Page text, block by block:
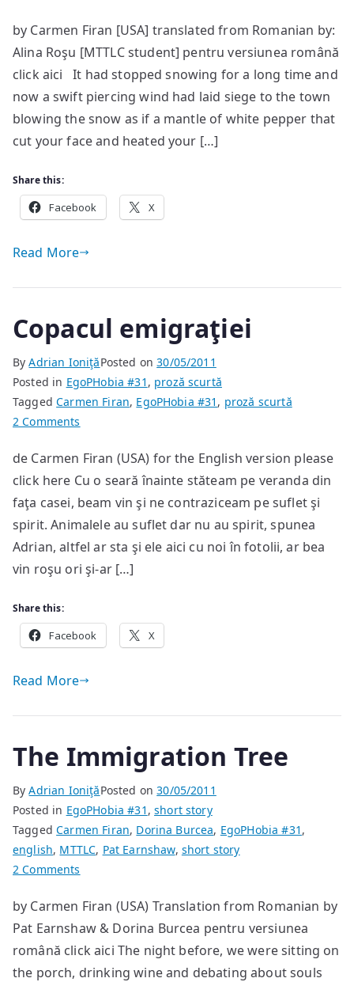
morning
darling
by Carmen Firan [USA] translated from Romanian by:
Alina Roşu [MTTLC student] pentru versiunea română
click aici It had stopped snowing for a long time and
now a swift piercing wind had laid siege to the town
blowing the snow as if a mantle of white pepper that
cut your face and heated your […]
Share this:
Facebook X
Read More
Copacul emigraţiei
ByAdrian IoniţăPosted on30/05/2011
Posted in EgoPHobia #31 , proză scurtă
TaggedCarmen Firan, EgoPHobia #31 , proză scurtă
2 Comments
emigraţiei
de Carmen Firan (USA) for the English version please
click here Cu o seară înainte stăteam pe veranda din
faţa casei, beam vin şi ne contraziceam pe suflet şi
spirit. Animalele au suflet dar nu au spirit, spunea
Adrian, altfel ar sta şi ele aici cu noi în fotolii, ar bea
vin roşu ori şi-ar […]
Share this:
Facebook X
Read More
The Immigration Tree
ByAdrian IoniţăPosted on30/05/2011
Posted in EgoPHobia #31 ,short story
TaggedCarmen Firan, Dorina Burcea, EgoPHobia #31 ,
english, MTTLC, Pat Earnshaw, short story
2 Comments
Immigration
Tree
by Carmen Firan (USA) Translation from Romanian by
Pat Earnshaw & Dorina Burcea pentru versiunea
română click aici The night before, we were sitting on
the porch, drinking wine and debating about souls